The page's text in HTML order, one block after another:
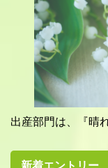
出産部門は、『晴
新着エントリー